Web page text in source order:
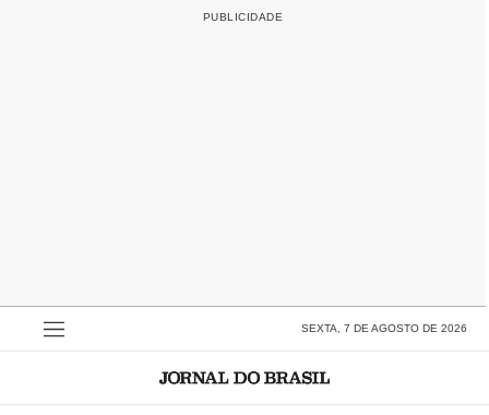
SEXTA, 7 DE AGOSTO DE 2026